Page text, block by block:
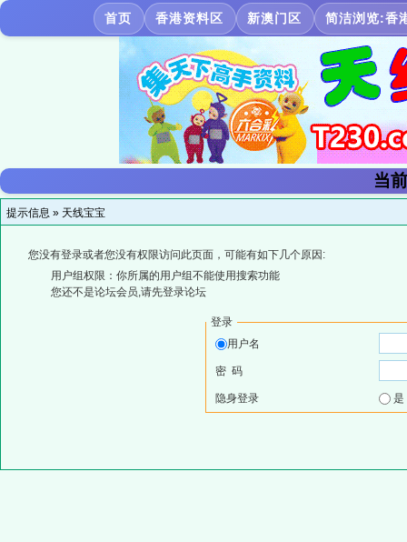
首页 香港资料区 新澳门区 简洁浏览:香
当
提示信息 » 天线宝宝
您没有登录或者您没有权限访问此页面，可能有如下几个原因:
用户组权限：你所属的用户组不能使用搜索功能
您还不是论坛会员,请先登录论坛
登录
用户名
密 码
隐身登录